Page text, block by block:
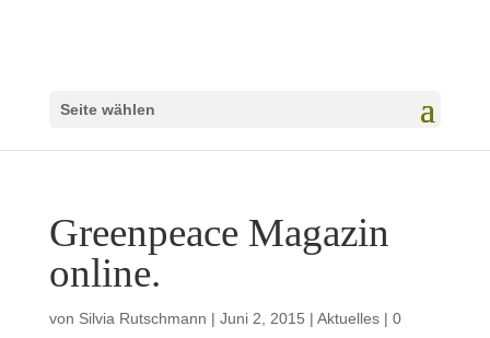
Seite wählen
Greenpeace Magazin
online.
von Silvia Rutschmann | Juni 2, 2015 | Aktuelles| 0